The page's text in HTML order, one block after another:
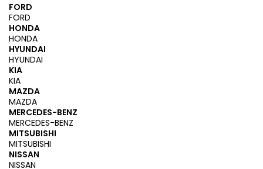
FORD
FORD
HONDA
HONDA
HYUNDAI
HYUNDAI
KIA
KIA
MAZDA
MAZDA
MERCEDES-BENZ
MERCEDES-BENZ
MITSUBISHI
MITSUBISHI
NISSAN
NISSAN